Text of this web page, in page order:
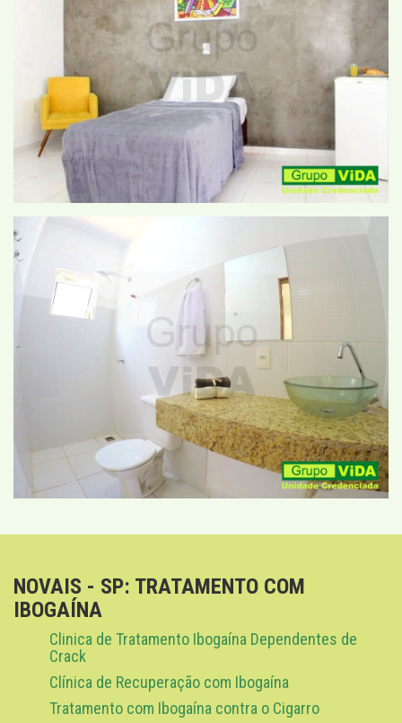
NOVAIS - SP: TRATAMENTO COM
IBOGAÍNA
Clinica de Tratamento Ibogaína Dependentes de
Crack
Clínica de Recuperação com Ibogaína
Tratamento com Ibogaína contra o Cigarro